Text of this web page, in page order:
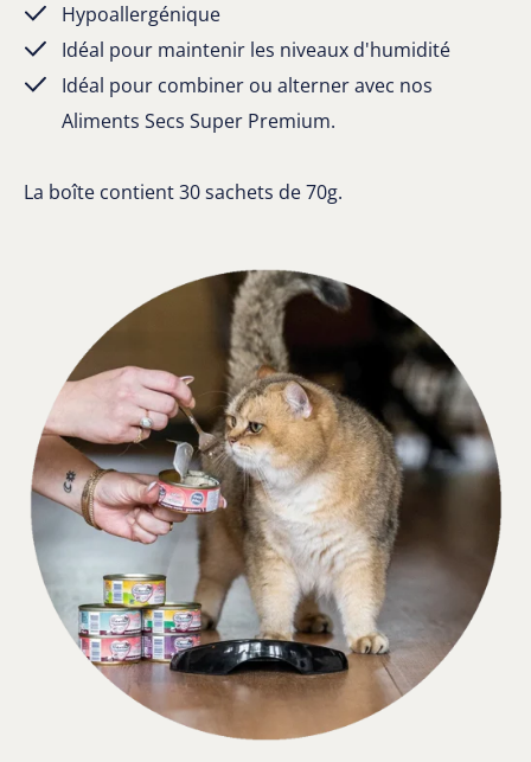
Hypoallergénique
Idéal pour maintenir les niveaux d'humidité
Idéal pour combiner ou alterner avec nos
Aliments Secs Super Premium.
La boîte contient 30 sachets de 70g.